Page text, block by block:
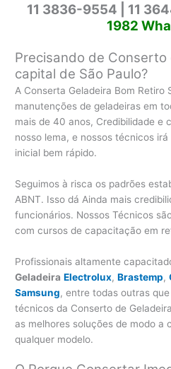
11 3836-9554 | 11
1982
Precisando de Conserto
capital de São Paulo?
A Conserta Geladeira Bom
manutenções de geladeiras em
mais de 40 anos, Credibilidade e
nosso lema, e nossos técnicos
inicial bem rápido.
Seguimos à risca os padrões
ABNT. Isso dá Ainda mais
funcionários. Nossos Técnicos
com cursos de capacitação em
Profissionais altamente
Geladeira Electrolux,Brastemp,
Samsung, entre todas outras
técnicos da Conserto de
as melhores soluções de modo a
qualquer modelo.